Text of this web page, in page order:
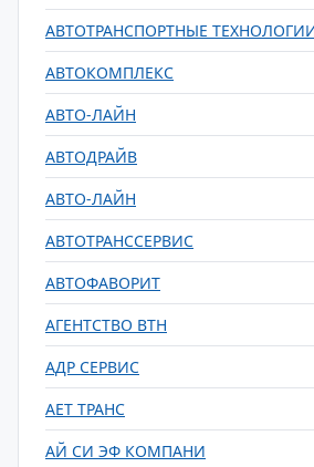
АВТОТРАНСПОРТНЫЕ
АВТОКОМПЛЕКС
АВТО-ЛАЙН
АВТОДРАЙВ
АВТО-ЛАЙН
АВТОТРАНССЕРВИС
АВТОФАВОРИТ
АГЕНТСТВО ВТН
АДР СЕРВИС
АЕТ ТРАНС
АЙ СИ ЭФ КОМПАНИ